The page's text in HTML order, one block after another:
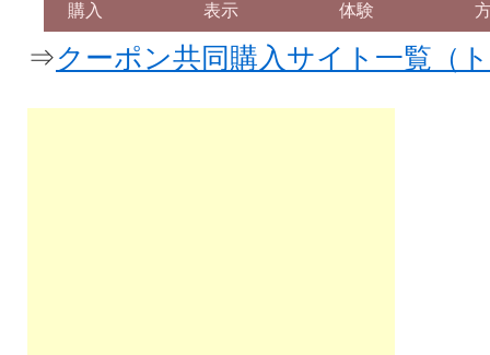
購入 表示 体験
⇒クーポン共同購入サイト一覧（